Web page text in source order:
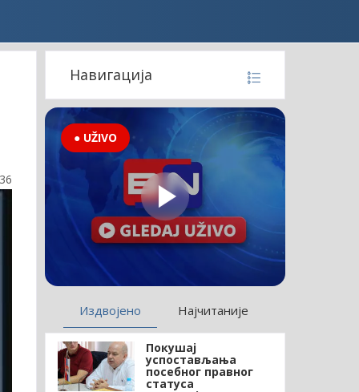
Навигација
● UŽIVO
Издвојено Најчитаније
Покушај
успостављања
посебног правног
статуса